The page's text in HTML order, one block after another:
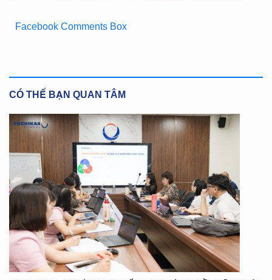
Facebook Comments Box
CÓ THỂ BẠN QUAN TÂM